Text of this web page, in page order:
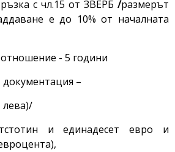
с чл.15 от ЗВЕРБ /размерът
е до 10% от началната
- 5 години
–
лева)/
и единадесет евро и